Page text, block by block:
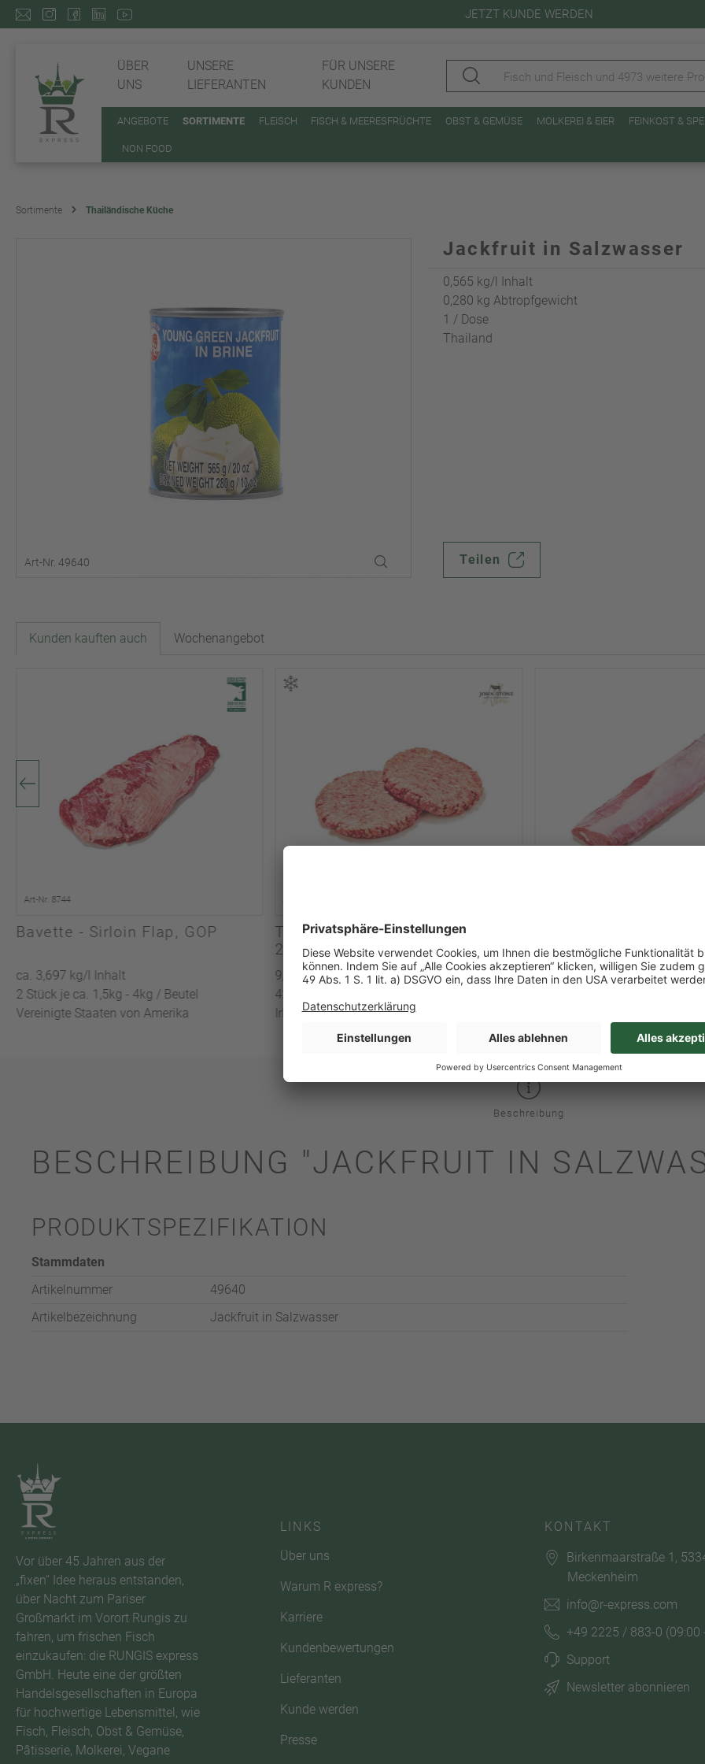
JETZT KUNDE WERDEN
ÜBER
UNS
UNSERE
LIEFERANTEN
FÜR UNSERE
KUNDEN
ANGEBOTE SORTIMENTE FLEISCH FISCH & MEERESFRÜCHTE OBST & GEMÜSE MOLKEREI & EIER FEINKOST &
NON FOOD
Sortimente Thailändische Küche
Art-Nr. 49640
Jackfruit in Salzwasser
0,565 kg/l Inhalt
0,280 kg Abtropfgewicht
1 / Dose
Thailand
Teilen
Kunden kauften auch Wochenangebot
Art-Nr. 8744
Bavette - Sirloin Flap, GOP
ca. 3,697 kg/l Inhalt
2 Stück je ca. 1,5kg - 4kg / Beutel
Vereinigte Staaten von Amerika
TK Dry Aged Rinderburger (je
227g)
9,54 kg/l Inhalt
42 Stück je 227g / Karton
Irland
Silberhaut, rosé
ca. 3,603 kg/l Inhalt
Beschreibung
BESCHREIBUNG "JACKFRUIT IN
PRODUKTSPEZIFIKATION
Stammdaten
Artikelnummer
49640
Artikelbezeichnung
Jackfruit in Salzwasser
Vor über 45 Jahren aus der
„fixen“ Idee heraus entstanden,
über Nacht zum Pariser
Großmarkt im Vorort Rungis zu
fahren, um frischen Fisch
einzukaufen: die RUNGIS express
GmbH. Heute eine der größten
Handelsgesellschaften in Europa
für hochwertige Lebensmittel, wie
Fisch, Fleisch, Obst & Gemüse,
Pâtisserie, Molkerei, Vegane
LINKS
Über uns
Warum R express?
Karriere
Kundenbewertungen
Lieferanten
Kunde werden
Presse
KONTAKT
Birkenmaarstraße 1,
Meckenheim
info@r-express.com
+49 2225 / 883-0 (09:00
Support
Newsletter abonnieren